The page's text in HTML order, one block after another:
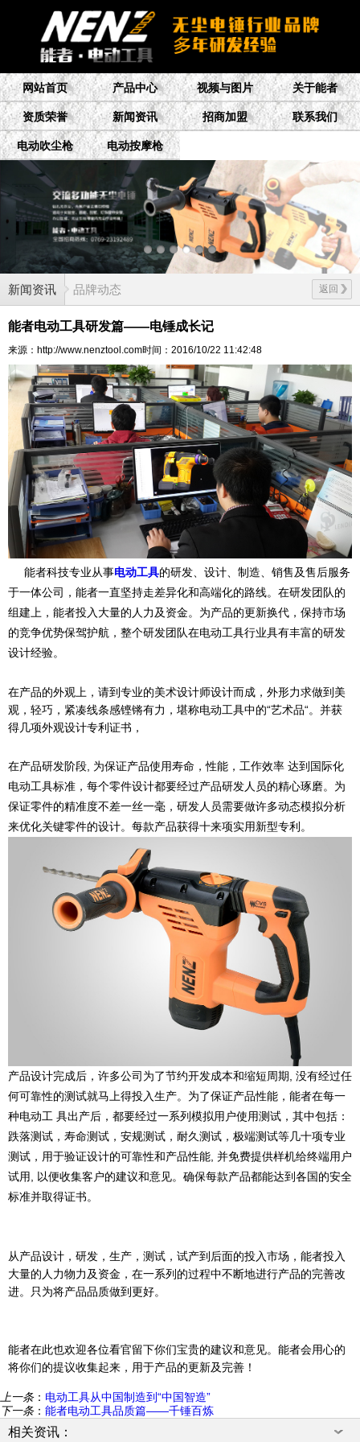
网站首页 产品中心 视频与图片 关于能者
资质荣誉 新闻资讯 招商加盟 联系我们
电动吹尘枪 电动按摩枪
新闻资讯 返回
品牌动态
能者电动工具研发篇——电锤成长记
来源：http://www.nenztool.com时间：2016/10/22 11:42:48
能者科技专业从事电动工具的研发、设计、制造、销售及售后服务
于一体公司，能者一直坚持走差异化和高端化的路线。在研发团队的
组建上，能者投入大量的人力及资金。为产品的更新换代，保持市场
的竞争优势保驾护航，整个研发团队在电动工具行业具有丰富的研发
设计经验。
在产品的外观上，请到专业的美术设计师设计而成，外形力求做到美
观，轻巧，紧凑线条感铿锵有力，堪称电动工具中的“艺术品“。并获
得几项外观设计专利证书，
在产品研发阶段, 为保证产品使用寿命，性能，工作效率 达到国际化
电动工具标准，每个零件设计都要经过产品研发人员的精心琢磨。为
保证零件的精准度不差一丝一毫，研发人员需要做许多动态模拟分析
来优化关键零件的设计。每款产品获得十来项实用新型专利。
产品设计完成后，许多公司为了节约开发成本和缩短周期, 没有经过任
何可靠性的测试就马上得投入生产。为了保证产品性能，能者在每一
种电动工 具出产后，都要经过一系列模拟用户使用测试，其中包括：
跌落测试，寿命测试，安规测试，耐久测试，极端测试等几十项专业
测试，用于验证设计的可靠性和产品性能, 并免费提供样机给终端用户
试用, 以便收集客户的建议和意见。确保每款产品都能达到各国的安全
标准并取得证书。
从产品设计，研发，生产，测试，试产到后面的投入市场，能者投入
大量的人力物力及资金，在一系列的过程中不断地进行产品的完善改
进。只为将产品品质做到更好。
能者在此也欢迎各位看官留下你们宝贵的建议和意见。能者会用心的
将你们的提议收集起来，用于产品的更新及完善！
上一条： 电动工具从中国制造到“中国智造”
下一条： 能者电动工具品质篇——千锤百炼
相关资讯：